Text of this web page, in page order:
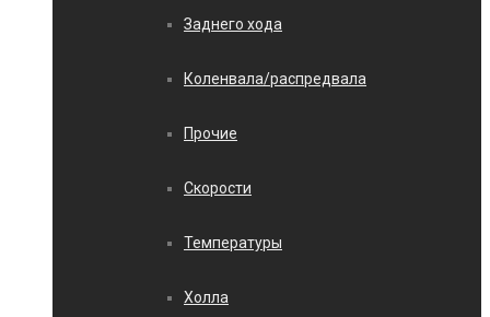
Заднего хода
Коленвала/распредвала
Прочие
Скорости
Температуры
Холла